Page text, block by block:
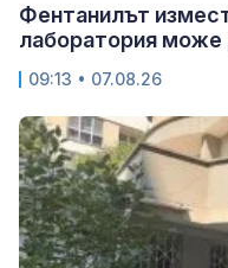
Фентанилът
лаборатория може
09:13 • 07.08.26